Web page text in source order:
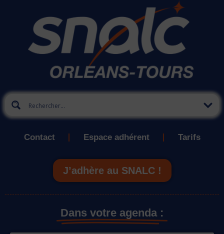
Contact Espace adhérent Tarifs
J’adhère au SNALC !
Dans votre agenda :